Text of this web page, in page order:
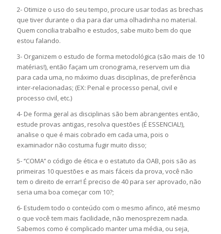
2- Otimize o uso do seu tempo, procure usar todas as brechas
que tiver durante o dia para dar uma olhadinha no material.
Quem concilia trabalho e estudos, sabe muito bem do que
estou falando.
3- Organizem o estudo de forma metodológica (são mais de 10
matérias!), então façam um cronograma, reservem um dia
para cada uma, no máximo duas disciplinas, de preferência
inter-relacionadas; (EX: Penal e processo penal, civil e
processo civil, etc.)
4- De forma geral as disciplinas são bem abrangentes então,
estude provas antigas, resolva questões (É ESSENCIAL!),
analise o que é mais cobrado em cada uma, pois o
examinador não costuma fugir muito disso;
5- ‘’COMA’’ o código de ética e o estatuto da OAB, pois são as
primeiras 10 questões e as mais fáceis da prova, você não
tem o direito de errar! É preciso de 40 para ser aprovado, não
seria uma boa começar com 10?;
6- Estudem todo o conteúdo com o mesmo afinco, até mesmo
o que você tem mais facilidade, não menosprezem nada.
Sabemos como é complicado manter uma média, ou seja,